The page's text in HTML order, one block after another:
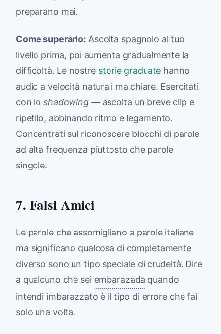
preparano mai.
Come superarlo: Ascolta spagnolo al tuo
livello prima, poi aumenta gradualmente la
difficoltà. Le nostre storie graduate hanno
audio a velocità naturali ma chiare. Esercitati
con loshadowing— ascolta un breve clip e
ripetilo, abbinando ritmo e legamento.
Concentrati sul riconoscere blocchi di parole
ad alta frequenza piuttosto che parole
singole.
7. Falsi Amici
Le parole che assomigliano a parole italiane
ma significano qualcosa di completamente
diverso sono un tipo speciale di crudeltà. Dire
a qualcuno che sei embarazada quando
intendi imbarazzato è il tipo di errore che fai
solo una volta.